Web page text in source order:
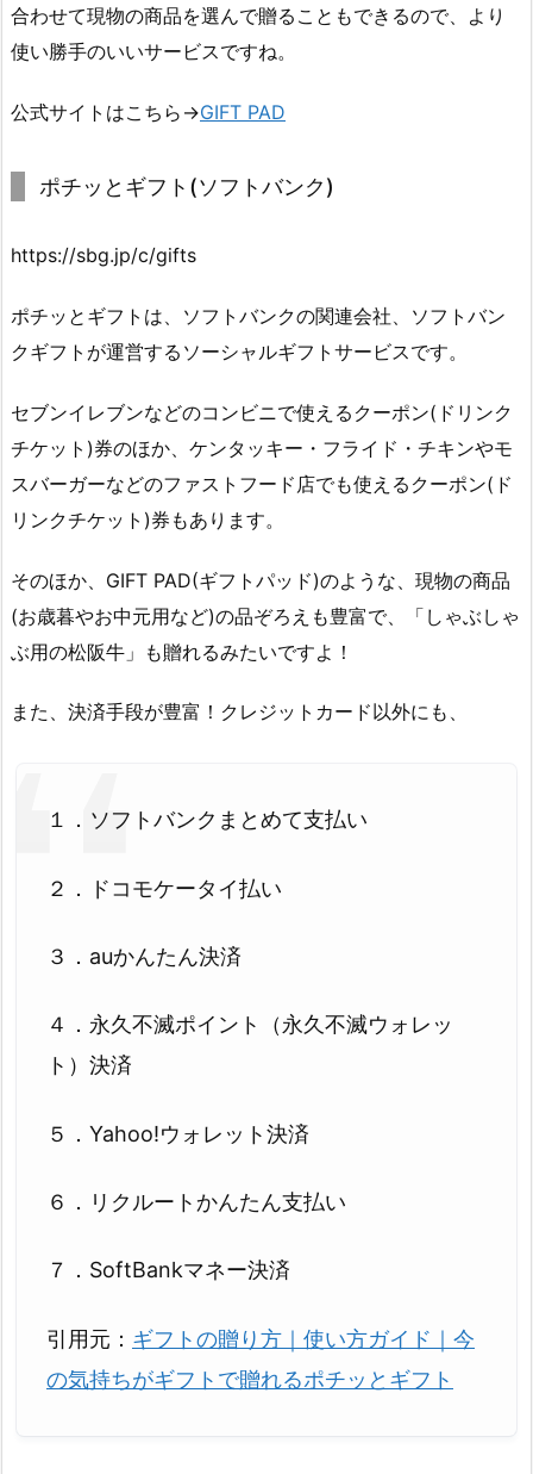
合わせて現物の商品を選んで贈ることもできるので、より
使い勝手のいいサービスですね。
公式サイトはこちら→GIFT PAD
ポチッとギフト(ソフトバンク)
https://sbg.jp/c/gifts
ポチッとギフトは、ソフトバンクの関連会社、ソフトバン
クギフトが運営するソーシャルギフトサービスです。
セブンイレブンなどのコンビニで使えるクーポン(ドリンク
チケット)券のほか、ケンタッキー・フライド・チキンやモ
スバーガーなどのファストフード店でも使えるクーポン(ド
リンクチケット)券もあります。
そのほか、GIFT PAD(ギフトパッド)のような、現物の商品
(お歳暮やお中元用など)の品ぞろえも豊富で、「しゃぶしゃ
ぶ用の松阪牛」も贈れるみたいですよ！
また、決済手段が豊富！クレジットカード以外にも、
１．ソフトバンクまとめて支払い
２．ドコモケータイ払い
３．auかんたん決済
４．永久不滅ポイント（永久不滅ウォレッ
ト）決済
５．Yahoo!ウォレット決済
６．リクルートかんたん支払い
７．SoftBankマネー決済
引用元： ギフトの贈り方｜使い方ガイド｜今
の気持ちがギフトで贈れるポチッとギフト